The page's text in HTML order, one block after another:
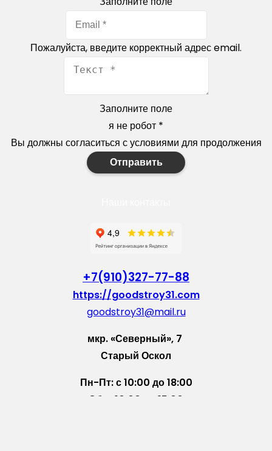
Пожалуйста, введите корректный адрес email.
Заполните поле
я не робот *
Вы должны согласиться с условиями для продолжения
Отправить
+7(910)327-77-88
https://goodstroy31.com
goodstroy31@mail.ru
мкр. «Северный», 7
Старый Оскол
Пн-Пт: с 10:00 до 18:00
Сб: с 10:00 до 15:00